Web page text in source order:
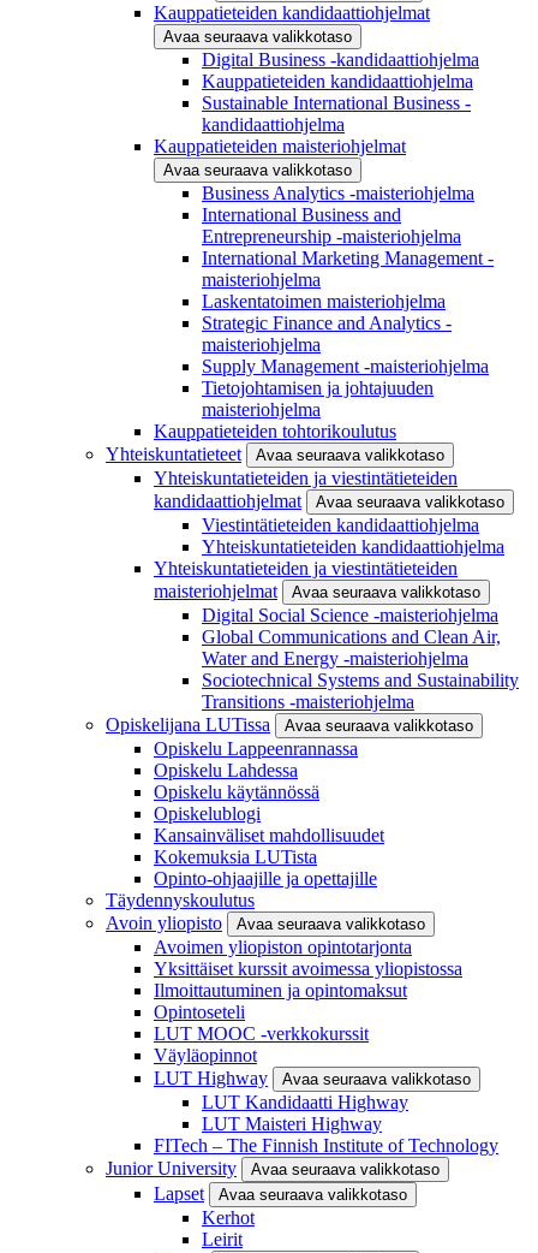
Kauppatieteiden kandidaattiohjelmat
Avaa seuraava valikkotaso
Digital Business -kandidaattiohjelma
Kauppatieteiden kandidaattiohjelma
Sustainable International Business -
kandidaattiohjelma
Kauppatieteiden maisteriohjelmat
Avaa seuraava valikkotaso
Business Analytics -maisteriohjelma
International Business and
Entrepreneurship -maisteriohjelma
International Marketing Management -
maisteriohjelma
Laskentatoimen maisteriohjelma
Strategic Finance and Analytics -
maisteriohjelma
Supply Management -maisteriohjelma
Tietojohtamisen ja johtajuuden
maisteriohjelma
Kauppatieteiden tohtorikoulutus
Yhteiskuntatieteet
Avaa seuraava valikkotaso
Yhteiskuntatieteiden ja viestintätieteiden
kandidaattiohjelmat
Avaa seuraava valikkotaso
Viestintätieteiden kandidaattiohjelma
Yhteiskuntatieteiden kandidaattiohjelma
Yhteiskuntatieteiden ja viestintätieteiden
maisteriohjelmat
Avaa seuraava valikkotaso
Digital Social Science -maisteriohjelma
Global Communications and Clean Air,
Water and Energy -maisteriohjelma
Sociotechnical Systems and Sustainability
Transitions -maisteriohjelma
Opiskelijana LUTissa
Avaa seuraava valikkotaso
Opiskelu Lappeenrannassa
Opiskelu Lahdessa
Opiskelu käytännössä
Opiskelublogi
Kansainväliset mahdollisuudet
Kokemuksia LUTista
Opinto-ohjaajille ja opettajille
Täydennyskoulutus
Avoin yliopisto
Avaa seuraava valikkotaso
Avoimen yliopiston opintotarjonta
Yksittäiset kurssit avoimessa yliopistossa
Ilmoittautuminen ja opintomaksut
Opintoseteli
LUT MOOC -verkkokurssit
Väyläopinnot
LUT Highway
Avaa seuraava valikkotaso
LUT Kandidaatti Highway
LUT Maisteri Highway
FITech – The Finnish Institute of Technology
Junior University
Avaa seuraava valikkotaso
Lapset Avaa seuraava valikkotaso
Kerhot
Leirit